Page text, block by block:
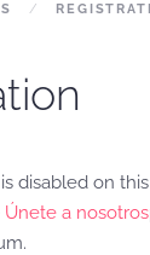
disabled on
Únete a nosotros